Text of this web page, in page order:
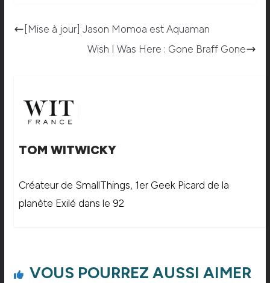
[Mise à jour] Jason Momoa est Aquaman
Wish I Was Here : Gone Braff Gone
TOM WITWICKY
Créateur de SmallThings, 1er Geek Picard de la
planète Exilé dans le 92
VOUS POURREZ AUSSI AIMER